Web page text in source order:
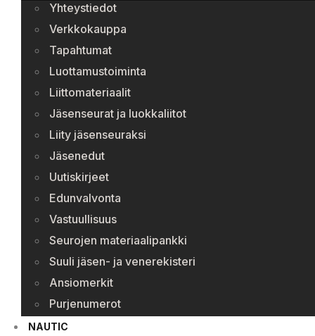
Yhteystiedot
Verkkokauppa
Tapahtumat
Luottamustoiminta
Liittomateriaalit
Jäsenseurat ja luokkaliitot
Liity jäsenseuraksi
Jäsenedut
Uutiskirjeet
Edunvalvonta
Vastuullisuus
Seurojen materiaalipankki
Suuli jäsen- ja venerekisteri
Ansiomerkit
Purjenumerot
NAUTIC